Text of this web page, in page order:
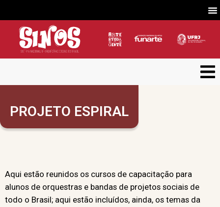
PROJETO ESPIRAL
Aqui estão reunidos os cursos de capacitação para
alunos de orquestras e bandas de projetos sociais de
todo o Brasil; aqui estão incluídos, ainda, os temas da